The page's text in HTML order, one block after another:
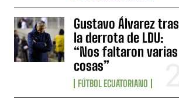
Gustavo Álvarez tras
la derrota de LDU:
“Nos faltaron varias
cosas”
FÚTBOL ECUATORIANO